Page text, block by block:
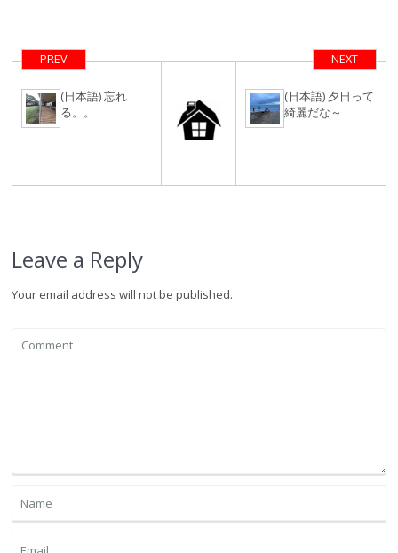
資セミナー
PREV
(日本語) 忘れ
る。。
NEXT
(日本語) 夕日って
綺麗だな～
Leave a Reply
Your email address will not be published.